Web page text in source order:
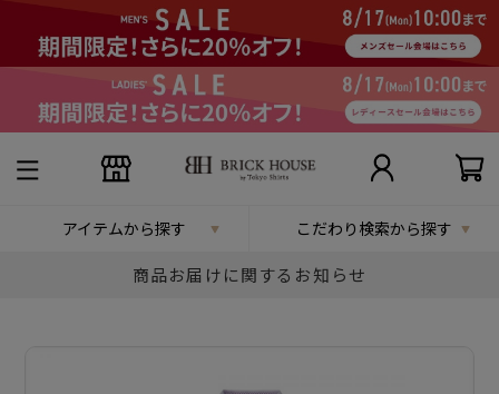
アイテムから探す こだわり検索から探す
商品お届けに関するお知らせ